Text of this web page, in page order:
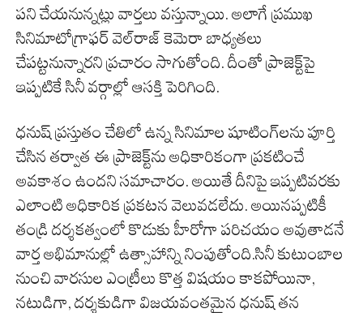
పని చేయనున్నట్లు వార్తలు వస్తున్నాయి. అలాగే ప్రముఖ
సినిమాటోగ్రాఫర్ వెల్‌రాజ్ కెమెరా బాధ్యతలు
చేపట్టనున్నారని ప్రచారం సాగుతోంది. దీంతో ప్రాజెక్ట్‌పై
ఇప్పటికే సినీ వర్గాల్లో ఆసక్తి పెరిగింది.
ధనుష్ ప్రస్తుతం చేతిలో ఉన్న సినిమాల షూటింగ్‌లను పూర్తి
చేసిన తర్వాత ఈ ప్రాజెక్ట్‌ను అధికారికంగా ప్రకటించే
అవకాశం ఉందని సమాచారం. అయితే దీనిపై ఇప్పటివరకు
ఎలాంటి అధికారిక ప్రకటన వెలువడలేదు. అయినప్పటికీ
తండ్రి దర్శకత్వంలో కొడుకు హీరోగా పరిచయం అవుతాడనే
వార్త అభిమానుల్లో ఉత్సాహాన్ని నింపుతోంది.సినీ కుటుంబాల
నుంచి వారసుల ఎంట్రీలు కొత్త విషయం కాకపోయినా,
నటుడిగా, దర్శకుడిగా విజయవంతమైన ధనుష్ తన